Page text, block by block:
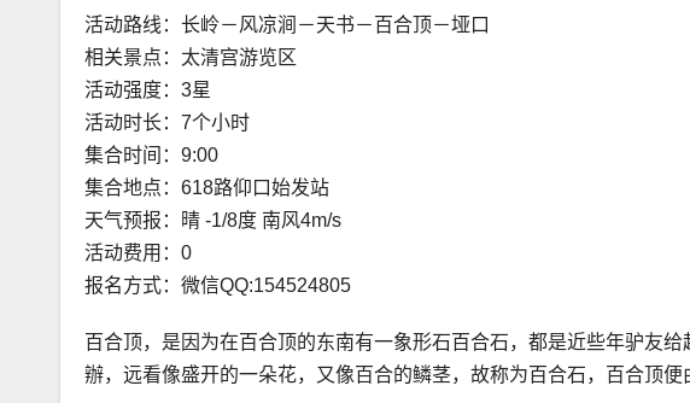
活动路线：长岭－风凉涧－天书－百合顶－垭口
相关景点：太清宫游览区
活动强度：3星
活动时长：7个小时
集合时间：9:00
集合地点：618路仰口始发站
天气预报：晴 -1/8度 南风4m/s
活动费用：0
报名方式：微信QQ:154524805
百合顶，是因为在百合顶的东南有一象形石百合石，都是近些年驴友
辦，远看像盛开的一朵花，又像百合的鳞茎，故称为百合石，百合顶便